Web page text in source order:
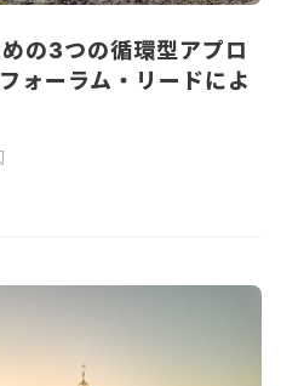
の3つの循環型アプロ
ォーラム・リードによ